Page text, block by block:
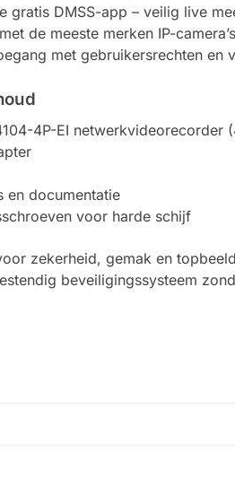
gratis DMSS-app – veilig live
de meeste merken IP-
met gebruikersrechten en
4P-EI netwerkvideorecorder
en documentatie
voor harde schijf
zekerheid, gemak en
beveiligingssysteem